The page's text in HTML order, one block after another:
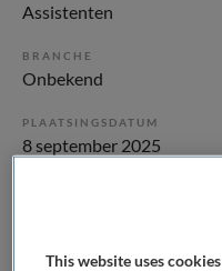
Assistenten
BRANCHE
Onbekend
PLAATSINGSDATUM
8 september 2025
This website uses cookies